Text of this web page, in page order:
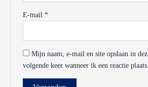
E-mail*
Mijn naam, e-mail en site opslaan in
volgende keer wanneer ik een reactie plaats.